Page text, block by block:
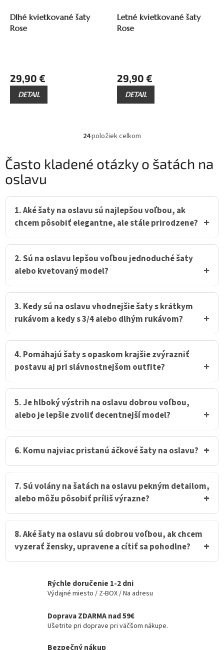
Dlhé kvietkované šaty
Rose
29,90 €
DETAIL
Letné kvietkované šaty
Rose
29,90 €
DETAIL
O
l
á
c
i
e
p
r
v
k
y
p
s
u
24položiek celkom
Často kladené otázky o šatách na
oslavu
1. Aké šaty na oslavu sú najlepšou voľbou, ak
chcem pôsobiť elegantne, ale stále prirodzene?
2. Sú na oslavu lepšou voľbou jednoduché šaty
alebo kvetovaný model?
3. Kedy sú na oslavu vhodnejšie šaty s krátkym
rukávom a kedy s 3/4 alebo dlhým rukávom?
4. Pomáhajú šaty s opaskom krajšie zvýrazniť
postavu aj pri slávnostnejšom outfite?
5. Je hlboký výstrih na oslavu dobrou voľbou,
alebo je lepšie zvoliť decentnejší model?
6. Komu najviac pristanú áčkové šaty na oslavu?
7. Sú volány na šatách na oslavu pekným detailom,
alebo môžu pôsobiť príliš výrazne?
8. Aké šaty na oslavu sú dobrou voľbou, ak chcem
vyzerať žensky, upravene a cítiť sa pohodlne?
Rýchle doručenie 1-2 dni
Výdajné miesto / Z-BOX / Na adresu
Doprava ZDARMA nad 59€
Ušetrite pri doprave pri väčšom nákupe.
Bezpečný nákup